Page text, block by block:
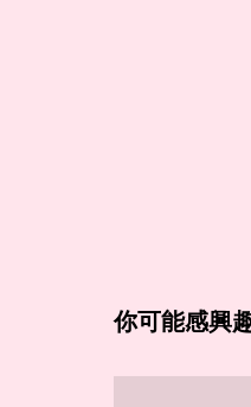
你可能感興